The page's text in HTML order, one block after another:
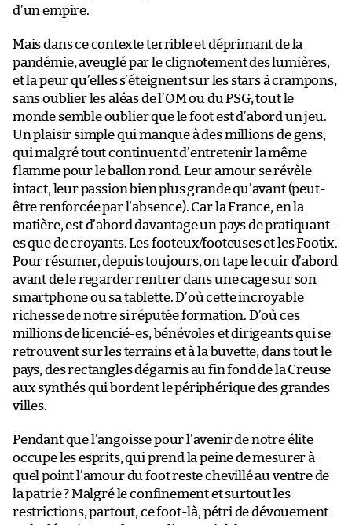
d’un empire.
Mais dans ce contexte terrible et déprimant de la
pandémie, aveuglé par le clignotement des lumières,
et la peur qu’elles s’éteignent sur les stars à crampons,
sans oublier les aléas de l’OM ou du PSG, tout le
monde semble oublier que le foot est d’abord un jeu.
Un plaisir simple qui manque à des millions de gens,
qui malgré tout continuent d’entretenir la même
flamme pour le ballon rond. Leur amour se révèle
intact, leur passion bien plus grande qu’avant (peut-
être renforcée par l’absence). Car la France, en la
matière, est d’abord davantage un pays de pratiquant-
es que de croyants. Les footeux/footeuses et les Footix.
Pour résumer, depuis toujours, on tape le cuir d’abord
avant de le regarder rentrer dans une cage sur son
smartphone ou sa tablette. D’où cette incroyable
richesse de notre si réputée formation. D’où ces
millions de licencié-es, bénévoles et dirigeants qui se
retrouvent sur les terrains et à la buvette, dans tout le
pays, des rectangles dégarnis au fin fond de la Creuse
aux synthés qui bordent le périphérique des grandes
villes.
Pendant que l’angoisse pour l’avenir de notre élite
occupe les esprits, qui prend la peine de mesurer à
quel point l’amour du foot reste chevillé au ventre de
la patrie ? Malgré le confinement et surtout les
restrictions, partout, ce foot-là, pétri de dévouement